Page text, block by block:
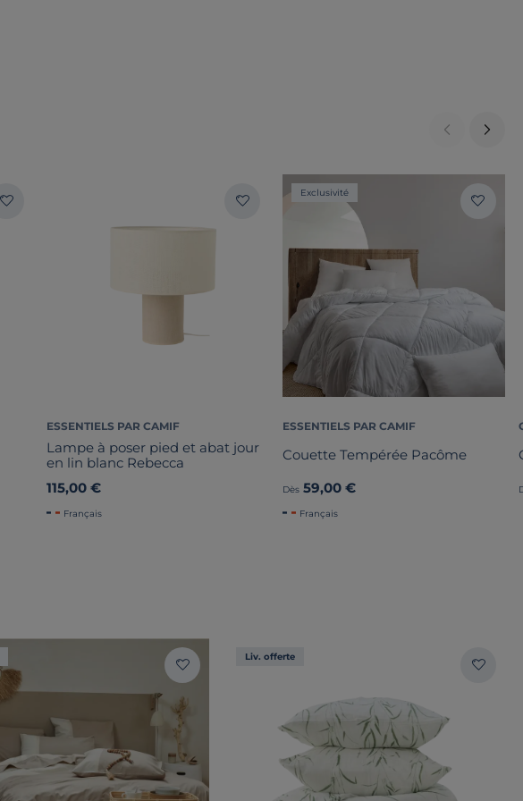
ESSENTIELS PAR CAMIF
Lampe à poser pied et abat jour
en lin blanc Rebecca
115,00 €
Français
Exclusivité
ESSENTIELS PAR CAMIF
Couette Tempérée Pacôme
Dès 59,00 €
Français
Liv. offerte